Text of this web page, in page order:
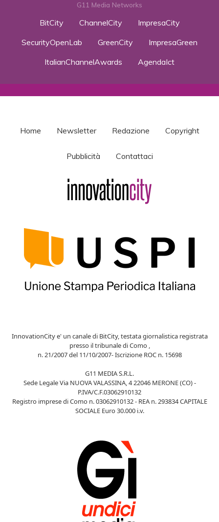
G11 Media Networks
BitCity ChannelCity
ImpresaCity
SecurityOpenLab
GreenCity
ImpresaGreen
ItalianChannelAwards
AgendaIct
Home Newsletter Redazione Copyright
Pubblicità Contattaci
InnovationCity e' un canale di BitCity, testata giornalistica registrata
presso il tribunale di Como ,
n. 21/2007 del 11/10/2007- Iscrizione ROC n. 15698
G11 MEDIA S.R.L.
Sede Legale Via NUOVA VALASSINA, 4 22046 MERONE (CO) -
P.IVA/C.F.03062910132
Registro imprese di Como n. 03062910132 - REA n. 293834 CAPITALE
SOCIALE Euro 30.000 i.v.